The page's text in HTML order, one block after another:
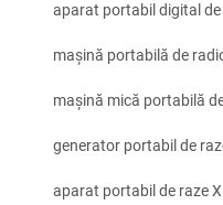
aparat portabil digital de
mașină portabilă de
mașină mică portabilă
generator portabil de
aparat portabil de raze X